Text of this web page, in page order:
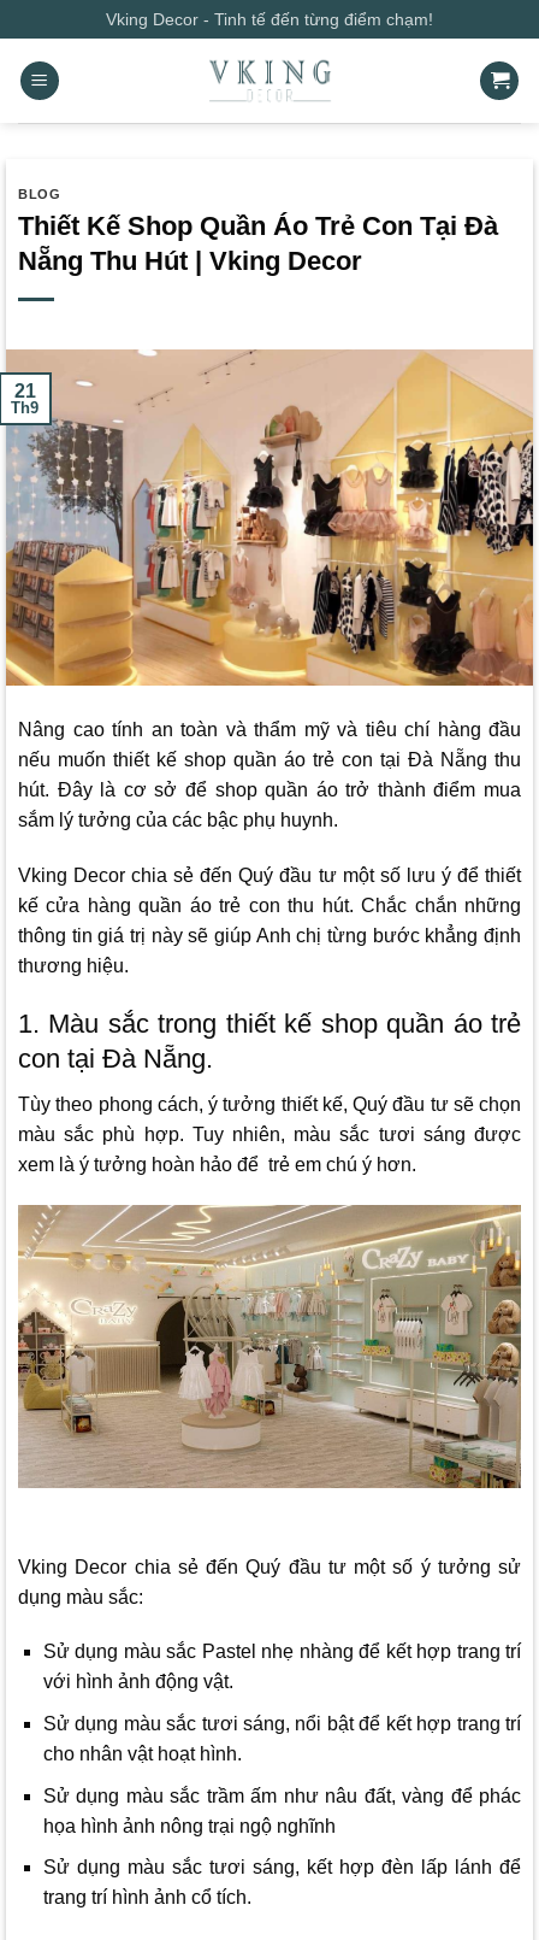
qua
nội
dung
Vking Decor - Tinh tế đến từng điểm chạm!
BLOG
Thiết Kế Shop Quần Áo Trẻ Con Tại Đà
Nẵng Thu Hút | Vking Decor
21
Th9
Nâng cao tính an toàn và thẩm mỹ và tiêu chí hàng đầu
nếu muốn thiết kế shop quần áo trẻ con tại Đà Nẵng thu
hút. Đây là cơ sở để shop quần áo trở thành điểm mua
sắm lý tưởng của các bậc phụ huynh.
Vking Decor chia sẻ đến Quý đầu tư một số lưu ý để thiết
kế cửa hàng quần áo trẻ con thu hút. Chắc chắn những
thông tin giá trị này sẽ giúp Anh chị từng bước khẳng định
thương hiệu.
1. Màu sắc trong thiết kế shop quần áo trẻ
con tại Đà Nẵng.
Tùy theo phong cách, ý tưởng thiết kế, Quý đầu tư sẽ chọn
màu sắc phù hợp. Tuy nhiên, màu sắc tươi sáng được
xem là ý tưởng hoàn hảo để trẻ em chú ý hơn.
Vking Decor chia sẻ đến Quý đầu tư một số ý tưởng sử
dụng màu sắc:
Sử dụng màu sắc Pastel nhẹ nhàng để kết hợp trang trí
với hình ảnh động vật.
Sử dụng màu sắc tươi sáng, nổi bật để kết hợp trang trí
cho nhân vật hoạt hình.
Sử dụng màu sắc trầm ấm như nâu đất, vàng để phác
họa hình ảnh nông trại ngộ nghĩnh
Sử dụng màu sắc tươi sáng, kết hợp đèn lấp lánh để
trang trí hình ảnh cổ tích.